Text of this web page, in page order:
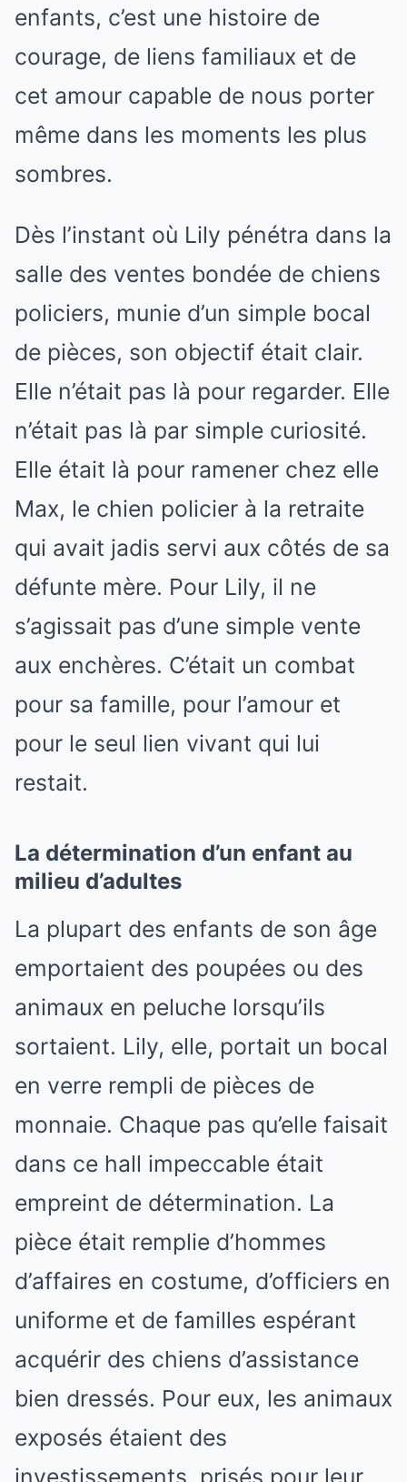
enfants, c’est une histoire de
courage, de liens familiaux et de
cet amour capable de nous porter
même dans les moments les plus
sombres.
Dès l’instant où Lily pénétra dans la
salle des ventes bondée de chiens
policiers, munie d’un simple bocal
de pièces, son objectif était clair.
Elle n’était pas là pour regarder. Elle
n’était pas là par simple curiosité.
Elle était là pour ramener chez elle
Max, le chien policier à la retraite
qui avait jadis servi aux côtés de sa
défunte mère. Pour Lily, il ne
s’agissait pas d’une simple vente
aux enchères. C’était un combat
pour sa famille, pour l’amour et
pour le seul lien vivant qui lui
restait.
La détermination d’un enfant au
milieu d’adultes
La plupart des enfants de son âge
emportaient des poupées ou des
animaux en peluche lorsqu’ils
sortaient. Lily, elle, portait un bocal
en verre rempli de pièces de
monnaie. Chaque pas qu’elle faisait
dans ce hall impeccable était
empreint de détermination. La
pièce était remplie d’hommes
d’affaires en costume, d’officiers en
uniforme et de familles espérant
acquérir des chiens d’assistance
bien dressés. Pour eux, les animaux
exposés étaient des
investissements, prisés pour leur